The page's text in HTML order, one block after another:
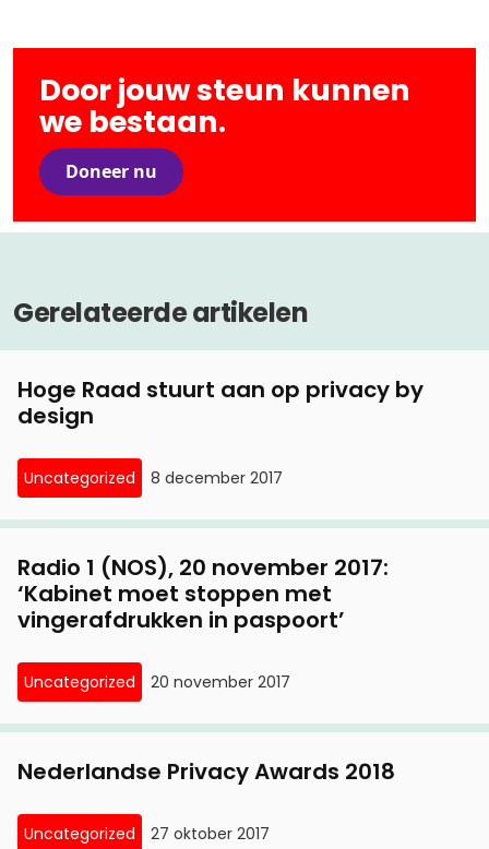
Door jouw steun kunnen
we bestaan.
Doneer nu
Gerelateerde artikelen
Hoge Raad stuurt aan op privacy by
design
Uncategorized 8 december 2017
Radio 1 (NOS), 20 november 2017:
‘Kabinet moet stoppen met
vingerafdrukken in paspoort’
Uncategorized 20 november 2017
Nederlandse Privacy Awards 2018
Uncategorized 27 oktober 2017